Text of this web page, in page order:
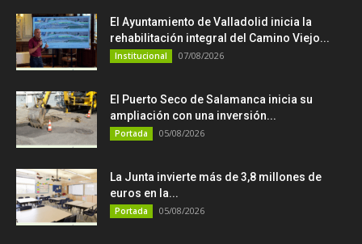
El Ayuntamiento de Valladolid inicia la
rehabilitación integral del Camino Viejo...
Institucional 07/08/2026
El Puerto Seco de Salamanca inicia su
ampliación con una inversión...
Portada 05/08/2026
La Junta invierte más de 3,8 millones de
euros en la...
Portada 05/08/2026